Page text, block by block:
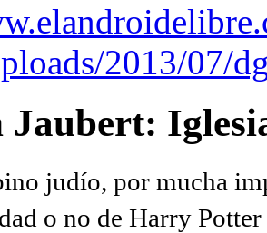
2013/07/
Jaubert:
judío, por mucha
o no de Harry